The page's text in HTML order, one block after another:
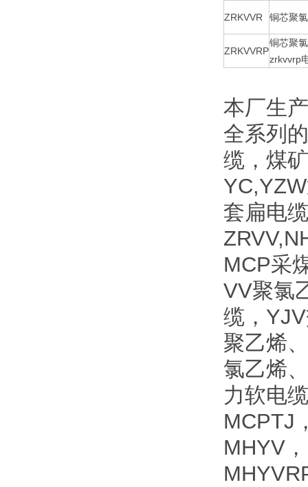
ZRKVVR 铜芯聚
ZRKVVRP
铜芯聚
zrkvvrp
本厂生
全系列
缆，煤
套扁电
MCP采
VV聚氯
缆，
聚乙烯
氯乙烯
力软电
MCPTJ
MHYV